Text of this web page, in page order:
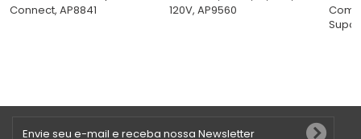
Connect, AP8841
120V, AP9560